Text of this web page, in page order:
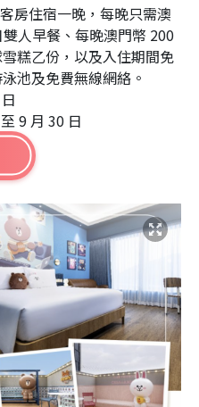
g
T
i
m
房住宿一晚，每晚只需澳
人早餐、每晚澳門幣 200
糕乙份，以及入住期間免
池及免費無線網絡。
9 月 30 日